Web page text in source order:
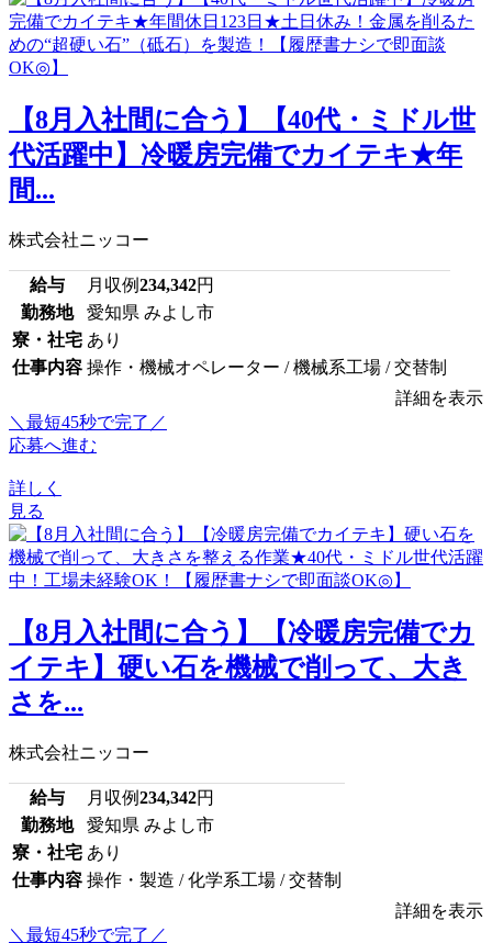
【8月入社間に合う】【40代・ミドル世
代活躍中】冷暖房完備でカイテキ★年
間...
株式会社ニッコー
給与 月収例234,342円
勤務地
愛知県 みよし市
寮・社宅 あり
仕事内容 操作・機械オペレーター / 機械系工場 / 交替制
詳細を表示
＼最短45秒で完了／
応募へ進む
詳しく
見る
【8月入社間に合う】【冷暖房完備でカ
イテキ】硬い石を機械で削って、大き
さを...
株式会社ニッコー
給与 月収例234,342円
勤務地
愛知県 みよし市
寮・社宅 あり
仕事内容 操作・製造 / 化学系工場 / 交替制
詳細を表示
＼最短45秒で完了／